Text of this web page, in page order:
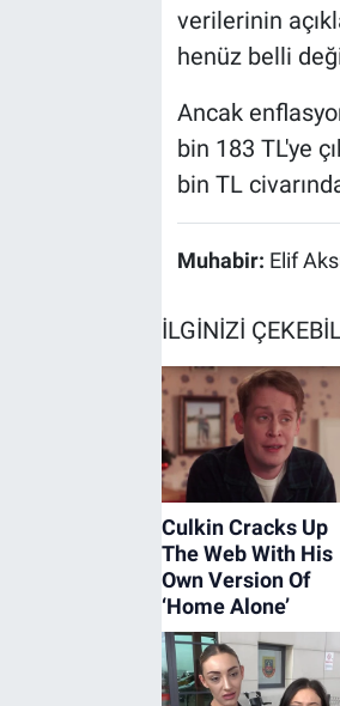
verilerinin
henüz belli
Ancak
bin 183 TL'ye
bin TL
Muhabir: Elif